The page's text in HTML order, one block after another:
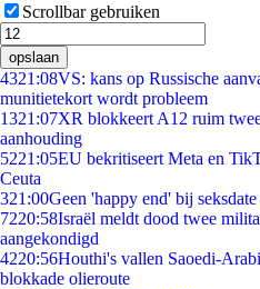
Scrollbar gebruiken
opslaan
4321:08VS: kans op Russische
munitietekort wordt probleem
1321:07XR blokkeert A12 ruim
aanhouding
5221:05EU bekritiseert Meta en
Ceuta
321:00Geen 'happy end' bij
7220:58Israël meldt dood twee
aangekondigd
4220:56Houthi's vallen Saoedi-
blokkade olieroute